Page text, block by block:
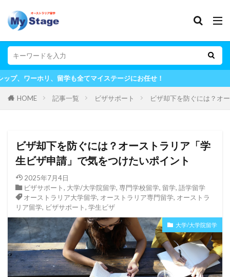
マイステージにお任せ！
HOME 記事一覧 ビザサポート ビザ却下を防ぐには？オ
ビザ却下を防ぐには？オーストラリア「学
生ビザ申請」で気をつけたいポイント
2025年7月4日
ビザサポート, 大学/大学院留学, 専門学校留学, 留学, 語学留学
オーストラリア大学留学, オーストラリア専門留学, オーストラ
リア留学, ビザサポート, 学生ビザ
大学/大学院留学